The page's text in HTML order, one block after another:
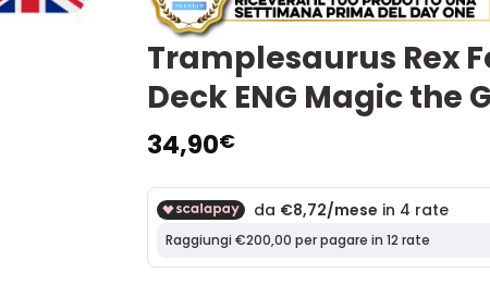
Tramplesaurus Rex
Deck ENG Magic the
34,90€